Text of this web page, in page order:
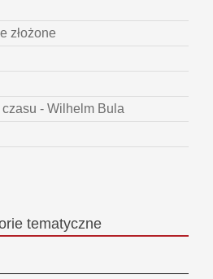
złożone
- Wilhelm Bula
tematyczne